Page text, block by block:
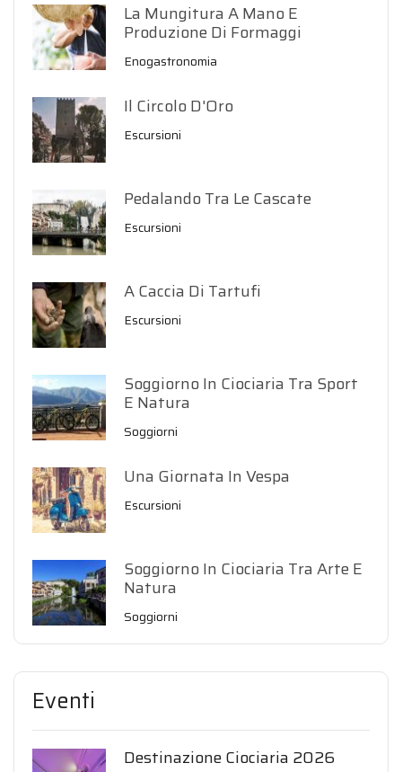
La Mungitura A Mano E
Produzione Di Formaggi
Enogastronomia
Il Circolo D'Oro
Escursioni
Pedalando Tra Le Cascate
Escursioni
A Caccia Di Tartufi
Escursioni
Soggiorno In Ciociaria Tra Sport
E Natura
Soggiorni
Una Giornata In Vespa
Escursioni
Soggiorno In Ciociaria Tra Arte E
Natura
Soggiorni
Eventi
Destinazione Ciociaria 2026